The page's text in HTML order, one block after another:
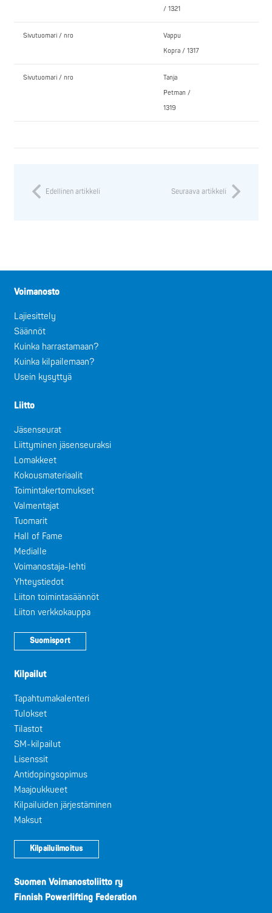
/ 1321
Sivutuomari / nro
Vappu
Kopra / 1317
Sivutuomari / nro
Tanja
Petman /
1319
Edellinen artikkeli Seuraava artikkeli
Voimanosto
Lajiesittely
Säännöt
Kuinka harrastamaan?
Kuinka kilpailemaan?
Usein kysyttyä
Liitto
Jäsenseurat
Liittyminen jäsenseuraksi
Lomakkeet
Kokousmateriaalit
Toimintakertomukset
Valmentajat
Tuomarit
Hall of Fame
Medialle
Voimanostaja-lehti
Yhteystiedot
Liiton toimintasäännöt
Liiton verkkokauppa
Suomisport
Kilpailut
Tapahtumakalenteri
Tulokset
Tilastot
SM-kilpailut
Lisenssit
Antidopingsopimus
Maajoukkueet
Kilpailuiden järjestäminen
Maksut
Kilpailuilmoitus
Suomen Voimanostoliitto ry
Finnish Powerlifting Federation